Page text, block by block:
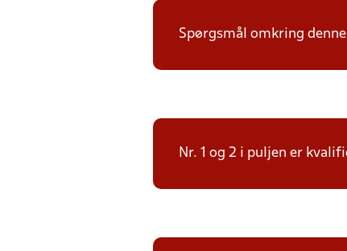
Spørgsmål omkring
Nr. 1 og 2 i puljen er